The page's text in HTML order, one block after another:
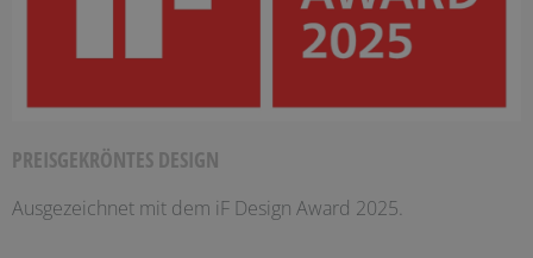
PREISGEKRÖNTES DESIGN
Ausgezeichnet mit dem iF Design Award 2025.